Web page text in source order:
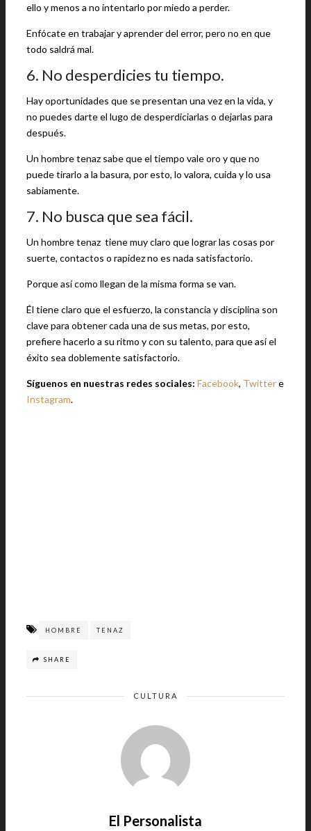
ello y menos a no intentarlo por miedo a perder.
Enfócate en trabajar y aprender del error, pero no en que
todo saldrá mal.
6. No desperdicies tu tiempo.
Hay oportunidades que se presentan una vez en la vida, y
no puedes darte el lugo de desperdiciarlas o dejarlas para
después.
Un hombre tenaz sabe que el tiempo vale oro y que no
puede tirarlo a la basura, por esto, lo valora, cuida y lo usa
sabiamente.
7. No busca que sea fácil.
Un hombre tenaz tiene muy claro que lograr las cosas por
suerte, contactos o rapidez no es nada satisfactorio.
Porque así como llegan de la misma forma se van.
Él tiene claro que el esfuerzo, la constancia y disciplina son
clave para obtener cada una de sus metas, por esto,
prefiere hacerlo a su ritmo y con su talento, para que así el
éxito sea doblemente satisfactorio.
Síguenos en nuestras redes sociales: Facebook, Twittere
Instagram.
HOMBRE TENAZ
SHARE
CULTURA
El Personalista